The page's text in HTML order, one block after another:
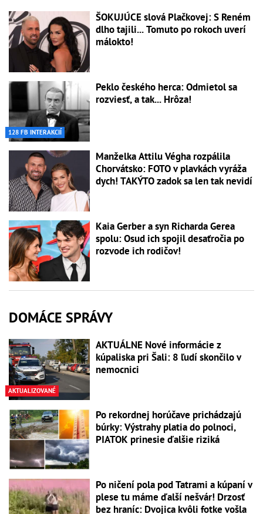
ŠOKUJÚCE slová Plačkovej: S Reném
dlho tajili... Tomuto po rokoch uverí
málokto!
128 FB INTERAKCIÍ
Peklo českého herca: Odmietol sa
rozviesť, a tak... Hrôza!
Manželka Attilu Végha rozpálila
Chorvátsko: FOTO v plavkách vyráža
dych! TAKÝTO zadok sa len tak nevidí
Kaia Gerber a syn Richarda Gerea
spolu: Osud ich spojil desaťročia po
rozvode ich rodičov!
DOMÁCE SPRÁVY
AKTUALIZOVANÉ
AKTUÁLNE Nové informácie z
kúpaliska pri Šali: 8 ľudí skončilo v
nemocnici
Po rekordnej horúčave prichádzajú
búrky: Výstrahy platia do polnoci,
PIATOK prinesie ďalšie riziká
Po ničení pola pod Tatrami a kúpaní v
plese tu máme ďalší nešvár! Drzosť
bez hraníc: Dvojica kvôli fotke vošla